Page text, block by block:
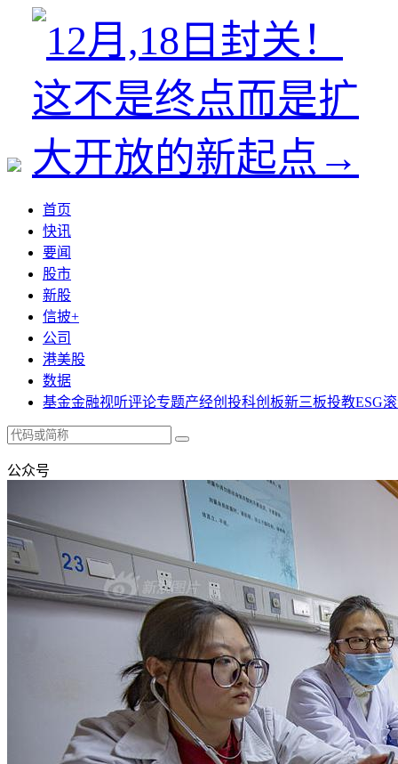
首页
快讯
要闻
股市
新股
信披+
公司
港美股
数据
基金金融视听评论专题产经创投科创板新三板投教ESG
公众号